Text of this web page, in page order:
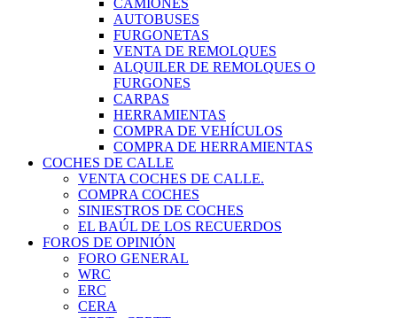
CAMIONES
AUTOBUSES
FURGONETAS
VENTA DE REMOLQUES
ALQUILER DE REMOLQUES O
FURGONES
CARPAS
HERRAMIENTAS
COMPRA DE VEHÍCULOS
COMPRA DE HERRAMIENTAS
COCHES DE CALLE
VENTA COCHES DE CALLE.
COMPRA COCHES
SINIESTROS DE COCHES
EL BAÚL DE LOS RECUERDOS
FOROS DE OPINIÓN
FORO GENERAL
WRC
ERC
CERA